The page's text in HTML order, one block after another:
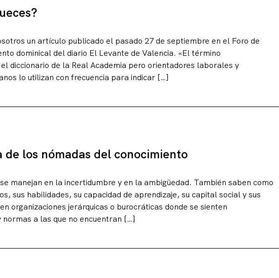
un artículo publicado el pasado 27 de septiembre en el Foro de
dominical del diario El Levante de Valencia. «El término
diccionario de la Real Academia pero orientadores laborales y
lo utilizan con frecuencia para indicar […]
los nómadas del conocimiento
manejan en la incertidumbre y en la ambigüedad. También saben como
sus habilidades, su capacidad de aprendizaje, su capital social y sus
organizaciones jerárquicas o burocráticas donde se sienten
a las que no encuentran […]